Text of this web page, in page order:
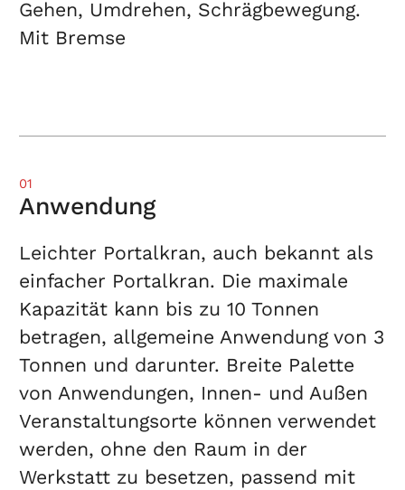
Gehen, Umdrehen, Schrägbewegung.
Mit Bremse
01
Anwendung
Leichter Portalkran, auch bekannt als
einfacher Portalkran. Die maximale
Kapazität kann bis zu 10 Tonnen
betragen, allgemeine Anwendung von 3
Tonnen und darunter. Breite Palette
von Anwendungen, Innen- und Außen
Veranstaltungsorte können verwendet
werden, ohne den Raum in der
Werkstatt zu besetzen, passend mit